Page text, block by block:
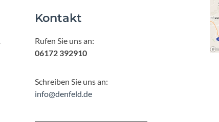
Kontakt
Rufen Sie uns an:
06172 392910
Schreiben Sie uns an:
info@denfeld.de